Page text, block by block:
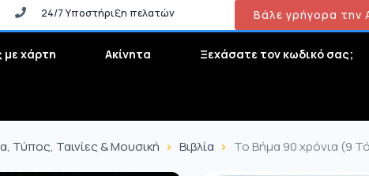
24/7 Υποστήριξη πελατών Βάλε γρήγορα την
με χάρτη Ακίνητα Ξεχάσατε τον κωδικό σας;
Τύπος, Ταινίες & Μουσική Βιβλία Το Βήμα 90 χρόνια (9